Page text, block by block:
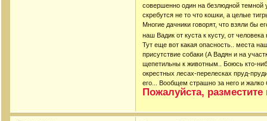
совершенно один на безлюдной
скребутся не то что кошки, а целые
Многие дачники говорят, что взяли бы
наш Вадик от куста к кусту, от
Тут еще вот какая опасность.. места
присутствие собаки (А Вадян и на
щепетильны к животным.. Боюсь кто-
окрестных лесах-перелесках пруд-
его... Вообщем страшно за него и жалко
Пожалуйста,